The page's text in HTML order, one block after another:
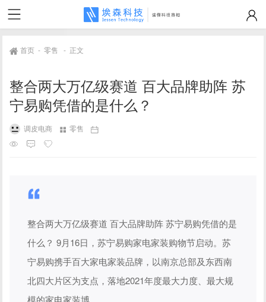
首页 -零售 - 正文
整合两大万亿级赛道 百大品牌助阵 苏
宁易购凭借的是什么？
调皮电商 零售
整合两大万亿级赛道 百大品牌助阵 苏宁易购凭借的是
什么？ 9月16日，苏宁易购家电家装购物节启动。苏
宁易购携手百大家电家装品牌，以南京总部及东西南
北四大片区为支点，落地2021年度最大力度、最大规
模的家电家装博